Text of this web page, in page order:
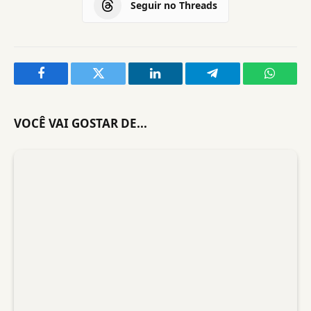
Seguir no Threads
Facebook Twitter LinkedIn Telegram
VOCÊ VAI GOSTAR DE...